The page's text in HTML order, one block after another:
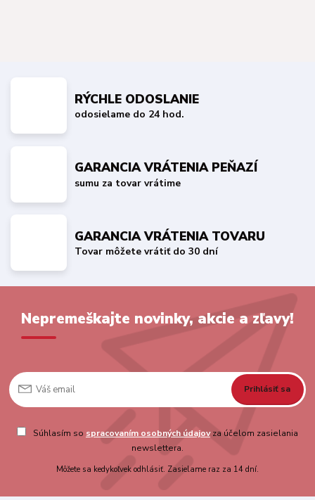
RÝCHLE ODOSLANIE
odosielame do 24 hod.
GARANCIA VRÁTENIA PEŇAZÍ
sumu za tovar vrátime
GARANCIA VRÁTENIA TOVARU
Tovar môžete vrátiť do 30 dní
Nepremeškajte novinky, akcie a zľavy!
Prihlásiť sa
Súhlasím so spracovaním osobných údajovza účelom zasielania
newslettera.
Môžete sa kedykoľvek odhlásiť. Zasielame raz za 14 dní.